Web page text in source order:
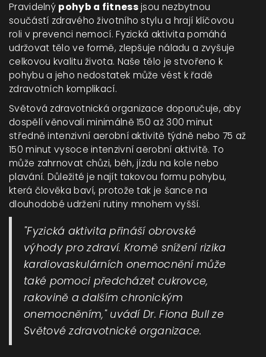
Pravidelný pohyb a fitnessjsou nezbytnou
součástí zdravého životního stylu a hrají klíčovou
roli v prevenci nemocí. Fyzická aktivita pomáhá
udržovat tělo ve formě, zlepšuje náladu a zvyšuje
celkovou kvalitu života. Naše tělo je stvořeno k
pohybu a jeho nedostatek může vést k řadě
zdravotních komplikací.
Světová zdravotnická organizace doporučuje, aby
dospělí věnovali minimálně 150 až 300 minut
středně intenzivní aerobní aktivitě týdně nebo 75 až
150 minut vysoce intenzivní aerobní aktivitě. To
může zahrnovat chůzi, běh, jízdu na kole nebo
plavání. Důležité je najít takovou formu pohybu,
která člověka baví, protože tak je šance na
dlouhodobé udržení rutiny mnohem vyšší.
"Fyzická aktivita přináší obrovské
výhody pro zdraví. Kromě snížení rizika
kardiovaskulárních onemocnění může
také pomoci předcházet cukrovce,
rakovině a dalším chronickým
onemocněním," uvádí Dr. Fiona Bull ze
Světové zdravotnické organizace.